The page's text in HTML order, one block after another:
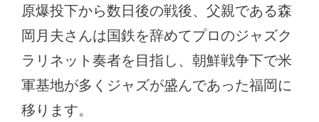
原爆投下から数日後の戦後、父親である森
岡月夫さんは国鉄を辞めてプロのジャズク
ラリネット奏者を目指し、朝鮮戦争下で米
軍基地が多くジャズが盛んであった福岡に
移ります。